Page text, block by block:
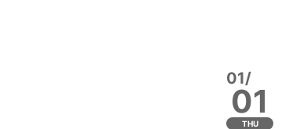
01/
01
THU